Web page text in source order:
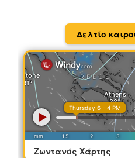
Δελτίο
Ζωντανός Χάρτης